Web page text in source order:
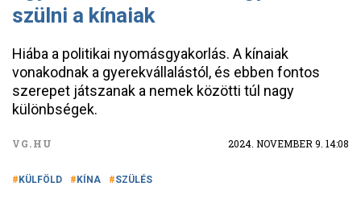
szülni a kínaiak
Hiába a politikai nyomásgyakorlás. A kínaiak
vonakodnak a gyerekvállalástól, és ebben fontos
szerepet játszanak a nemek közötti túl nagy
különbségek.
VG.HU 2024. NOVEMBER 9. 14:08
KÜLFÖLD KÍNA SZÜLÉS